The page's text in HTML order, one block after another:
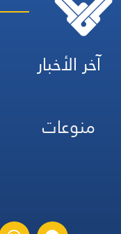
آخر الأخبار
منوعات